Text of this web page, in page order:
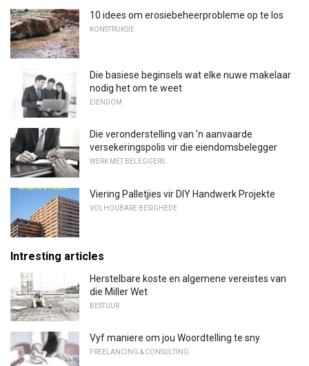
10 idees om erosiebeheerprobleme op te los
KONSTRUKSIE
Die basiese beginsels wat elke nuwe makelaar
nodig het om te weet
EIENDOM
Die veronderstelling van 'n aanvaarde
versekeringspolis vir die eiendomsbelegger
WERK MET BELEGGERS
Viering Palletjies vir DIY Handwerk Projekte
VOLHOUBARE BESIGHEDE
Intresting articles
Herstelbare koste en algemene vereistes van
die Miller Wet
BESTUUR
Vyf maniere om jou Woordtelling te sny
FREELANCING & CONSULTING